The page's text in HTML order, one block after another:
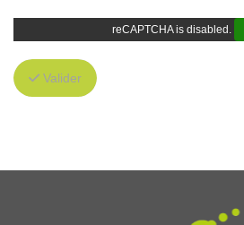
reCAPTCHA is disabled.
Valider